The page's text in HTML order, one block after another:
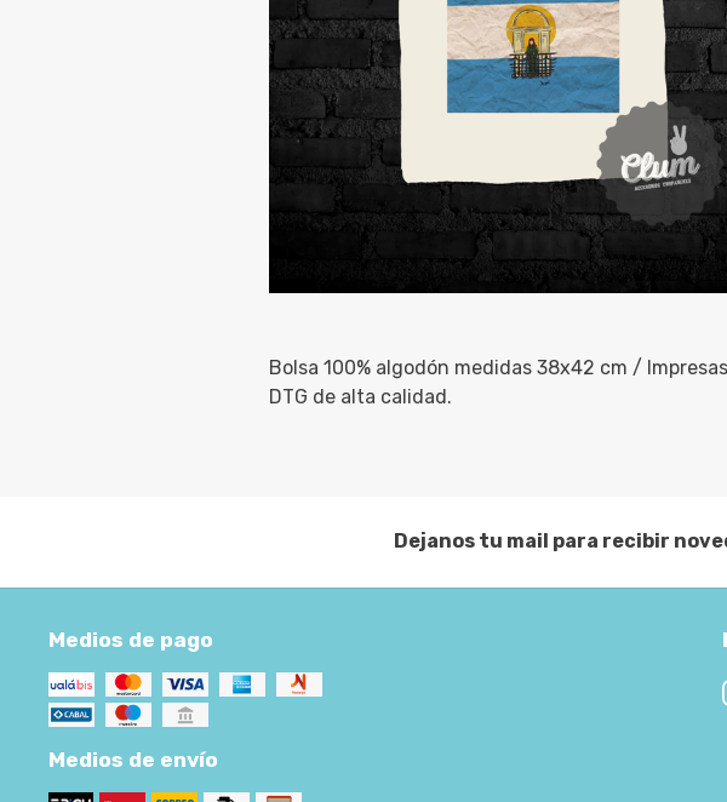
Bolsa 100% algodón medidas 38x42 cm /
DTG de alta calidad.
Dejanos tu mail para recibir
Medios de pago
Medios de envío